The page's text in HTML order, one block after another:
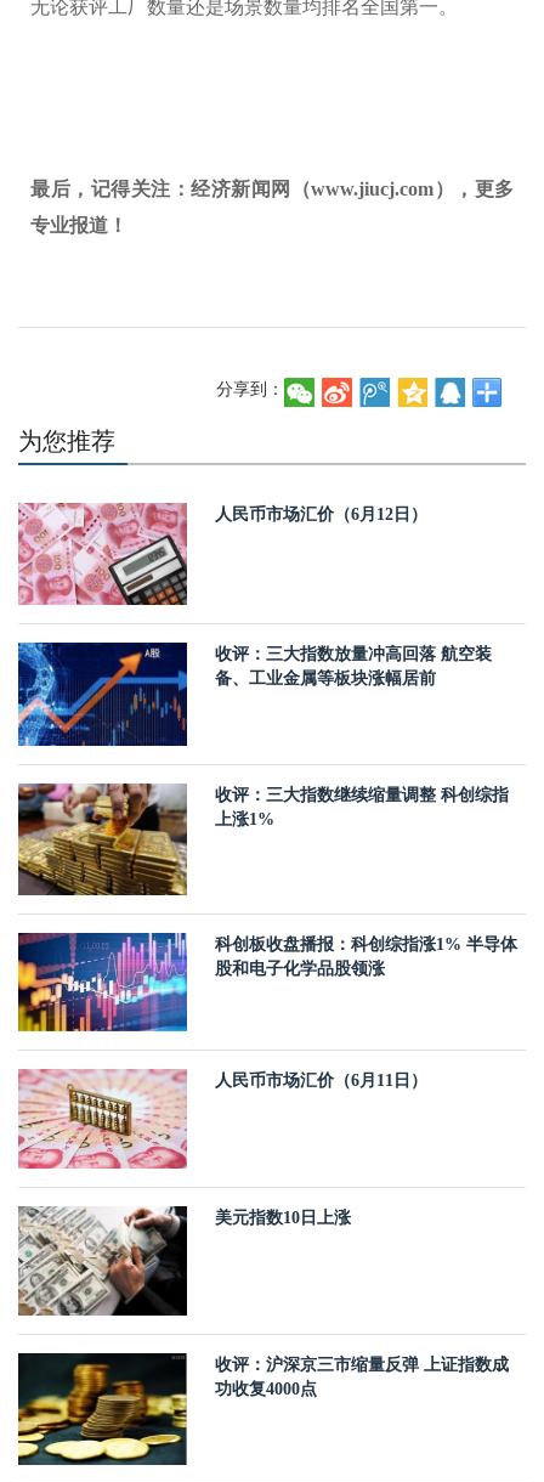
无论获评工厂数量还是场景数量均排名全国第一。
最后，记得关注：经济新闻网（www.jiucj.com），更多
专业报道！
分享到：
为您推荐
人民币市场汇价（6月12日）
收评：三大指数放量冲高回落 航空装
备、工业金属等板块涨幅居前
收评：三大指数继续缩量调整 科创综指
上涨1%
科创板收盘播报：科创综指涨1% 半导体
股和电子化学品股领涨
人民币市场汇价（6月11日）
美元指数10日上涨
收评：沪深京三市缩量反弹 上证指数成
功收复4000点